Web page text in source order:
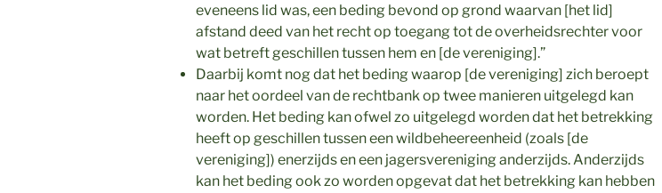
eveneens lid was, een beding bevond op grond waarvan [het lid]
afstand deed van het recht op toegang tot de overheidsrechter voor
wat betreft geschillen tussen hem en [de vereniging].”
Daarbij komt nog dat het beding waarop [de vereniging] zich beroept
naar het oordeel van de rechtbank op twee manieren uitgelegd kan
worden. Het beding kan ofwel zo uitgelegd worden dat het betrekking
heeft op geschillen tussen een wildbeheereenheid (zoals [de
vereniging]) enerzijds en een jagersvereniging anderzijds. Anderzijds
kan het beding ook zo worden opgevat dat het betrekking kan hebben